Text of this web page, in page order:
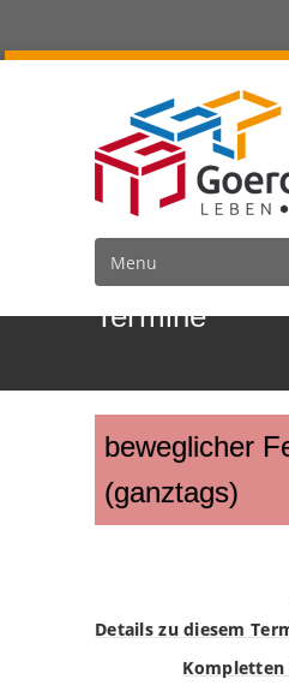
Termine
beweglicher
(ganztags)
Details zu diesem
Kompletten